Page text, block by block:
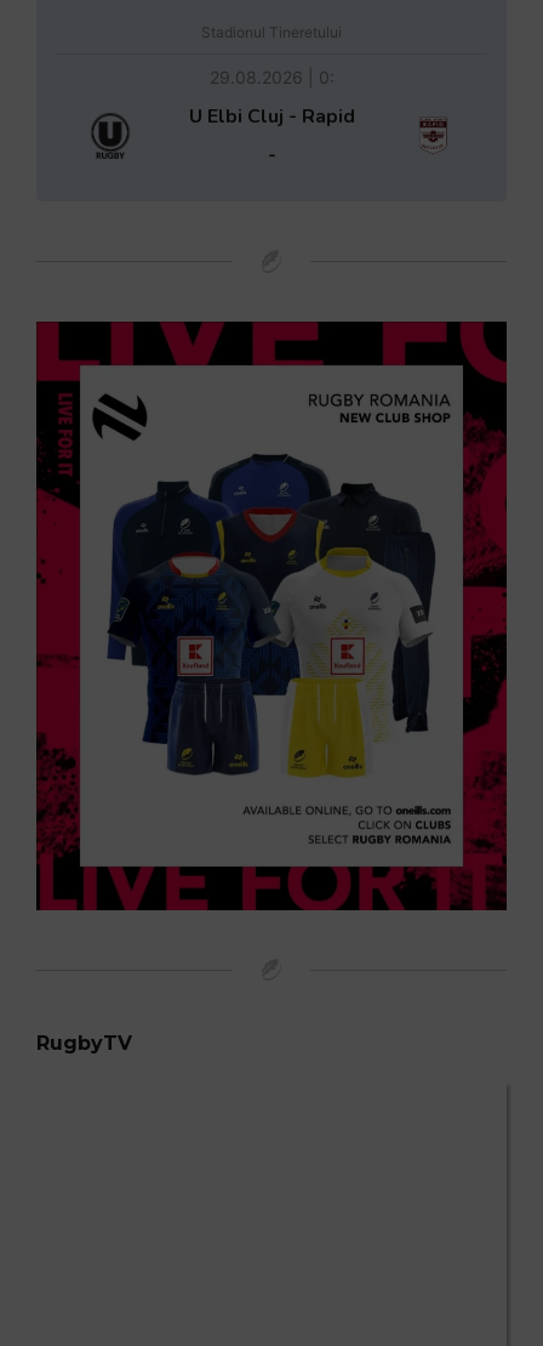
Stadionul Tineretului
29.08.2026 | 0:
U Elbi Cluj - Rapid
-
RugbyTV